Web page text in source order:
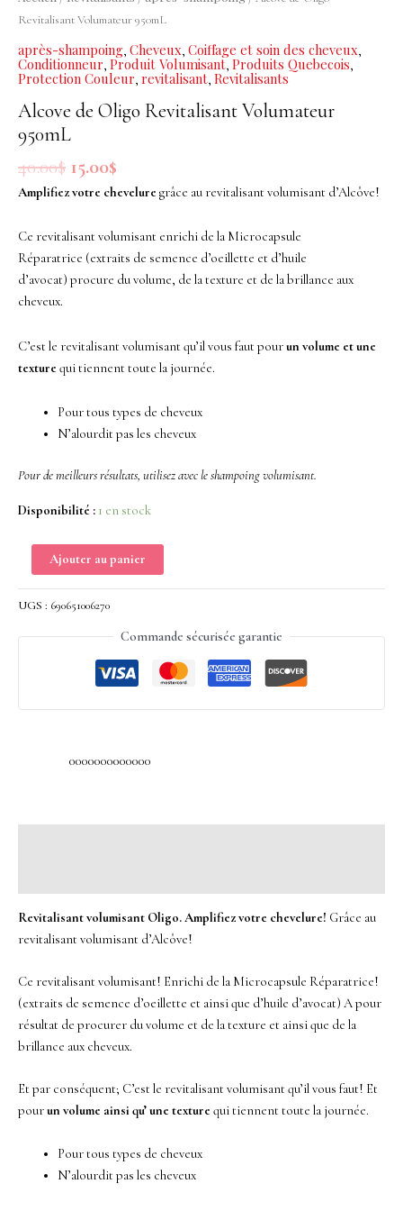
Revitalisant Volumateur 950mL
après-shampoing, Cheveux, Coiffage et soin des cheveux,
Conditionneur, Produit Volumisant, Produits Quebecois,
Protection Couleur, revitalisant, Revitalisants
Alcove de Oligo Revitalisant Volumateur
950mL
40.00$ 15.00$
Amplifiez votre chevelure grâce au revitalisant volumisant d’Alcôve!
Ce revitalisant volumisant enrichi de la Microcapsule
Réparatrice (extraits de semence d’oeillette et d’huile
d’avocat) procure du volume, de la texture et de la brillance aux
cheveux.
C’est le revitalisant volumisant qu’il vous faut pourun volume et une
texture qui tiennent toute la journée.
Pour tous types de cheveux
N’alourdit pas les cheveux
Pour de meilleurs résultats, utilisez avec le shampoing volumisant.
Disponibilité : 1 en stock
Revitalisant
950mL
Ajouter au panier
UGS : 690651006270
Commande sécurisée garantie
0000000000000
Revitalisant volumisant Oligo. Amplifiez votre chevelure! Grâce au
revitalisant volumisant d’Alcôve!
Ce revitalisant volumisant! Enrichi de la Microcapsule Réparatrice!
(extraits de semence d’oeillette et ainsi que d’huile d’avocat) A pour
résultat de procurer du volume et de la texture et ainsi que de la
brillance aux cheveux.
Et par conséquent; C’est le revitalisant volumisant qu’il vous faut! Et
pourun volume ainsi qu’ une texture qui tiennent toute la journée.
Pour tous types de cheveux
N’alourdit pas les cheveux